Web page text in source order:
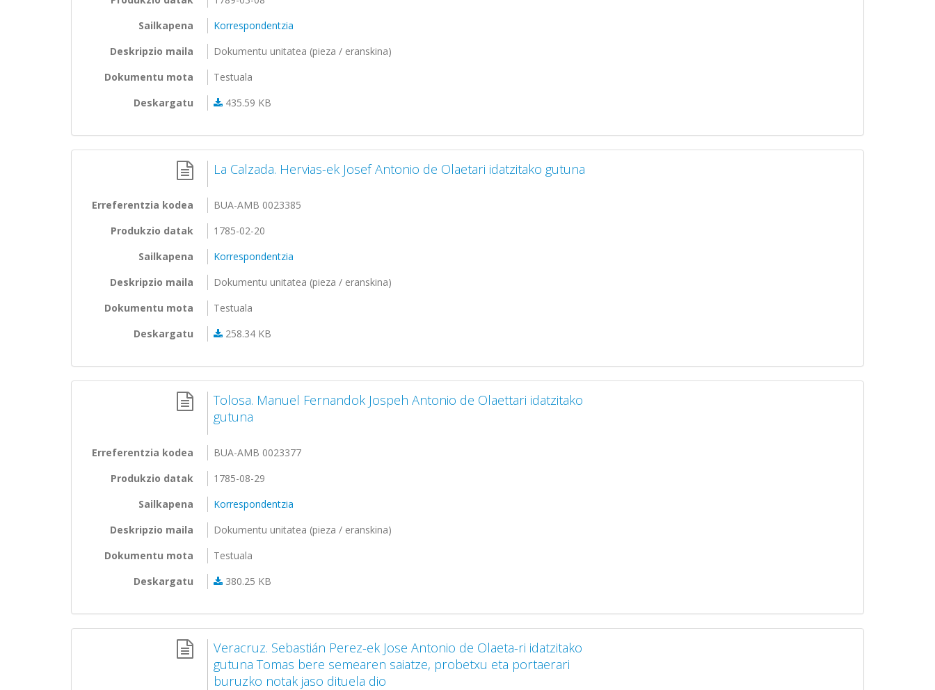
Sailkapena
Korrespondentzia
Deskripzio maila
Dokumentu unitatea (pieza / eranskina)
Dokumentu mota
Testuala
Deskargatu
435.59 KB
La Calzada. Hervias-ek Josef Antonio de Olaetari idatzitako gutuna
Erreferentzia kodea
BUA-AMB 0023385
Produkzio datak
1785-02-20
Sailkapena
Korrespondentzia
Deskripzio maila
Dokumentu unitatea (pieza / eranskina)
Dokumentu mota
Testuala
Deskargatu
258.34 KB
Tolosa. Manuel Fernandok Jospeh Antonio de Olaettari idatzitako
gutuna
Erreferentzia kodea
BUA-AMB 0023377
Produkzio datak
1785-08-29
Sailkapena
Korrespondentzia
Deskripzio maila
Dokumentu unitatea (pieza / eranskina)
Dokumentu mota
Testuala
Deskargatu
380.25 KB
Veracruz. Sebastián Perez-ek Jose Antonio de Olaeta-ri idatzitako
gutuna Tomas bere semearen saiatze, probetxu eta portaerari
buruzko notak jaso dituela dio